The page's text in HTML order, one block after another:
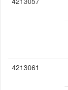
4213061